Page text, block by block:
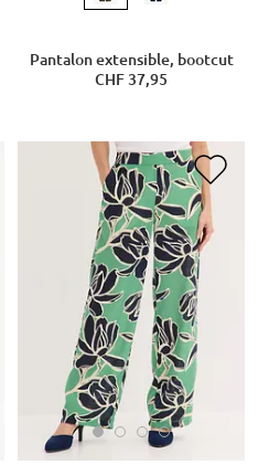
Pantalon extensible, bootcut
CHF 37,95